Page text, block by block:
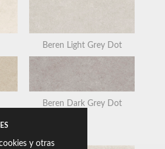
Beren Light Grey Dot
Beren Dark Grey Dot
y otras